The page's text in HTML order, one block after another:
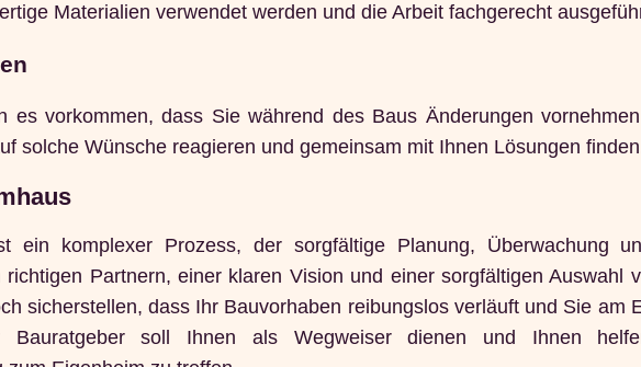
Materialien verwendet werden und die Arbeit fachgerecht
es vorkommen, dass Sie während des Baus Änderungen
solche Wünsche reagieren und gemeinsam mit Ihnen Lösungen
ein komplexer Prozess, der sorgfältige Planung, Überwachung
Partnern, einer klaren Vision und einer sorgfältigen Auswahl
sicherstellen, dass Ihr Bauvorhaben reibungslos verläuft und Sie am
Bauratgeber soll Ihnen als Wegweiser dienen und Ihnen